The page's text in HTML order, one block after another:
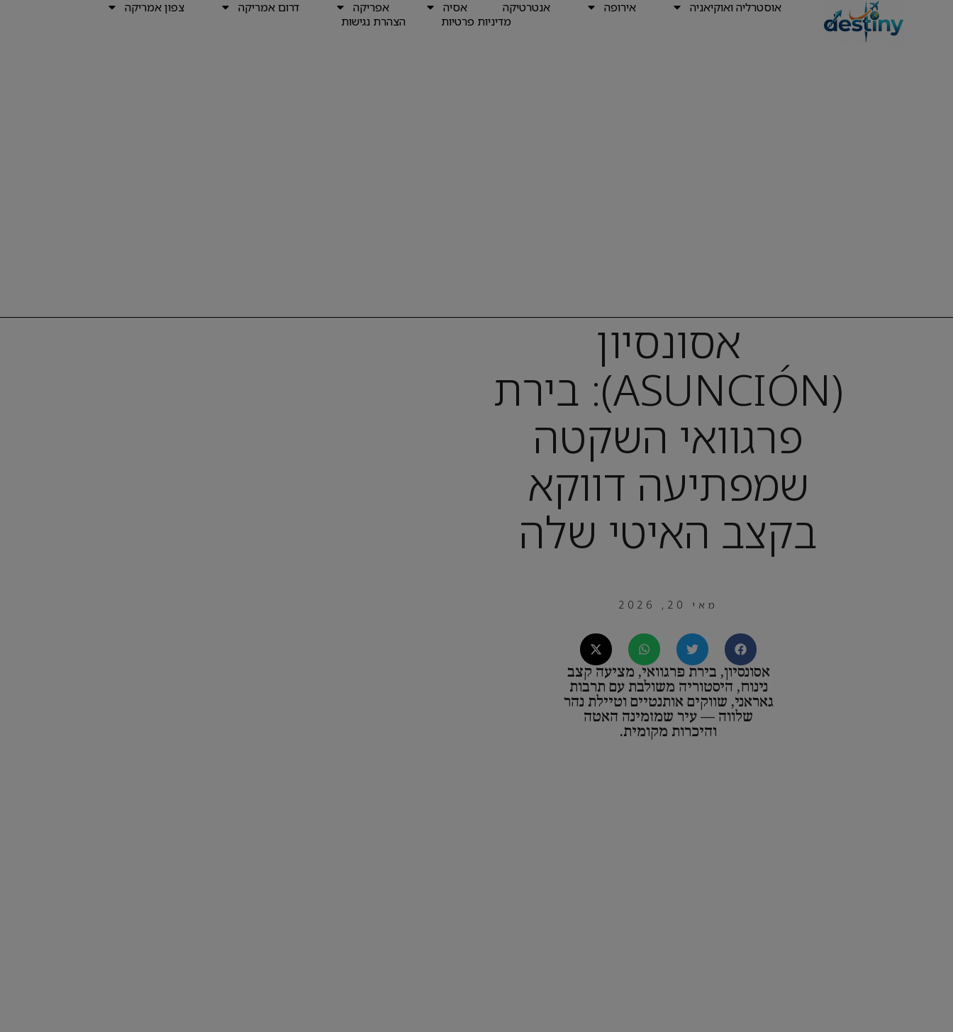
אוסטרליה ואוקיאניה אירופה אנטרטיקה אסיה אפריקה דרום אמריקה
צפון אמריקה
מדיניות פרטיות
הצהרת נגישות
אסונסיון
(ASUNCIÓN): בירת
פרגוואי השקטה
שמפתיעה דווקא
בקצב האיטי שלה
מאי 20, 2026
אסונסיון, בירת פרגוואי, מציעה קצב
נינוח, היסטוריה משולבת עם תרבות
גאראני, שווקים אותנטיים וטיילת נהר
שלווה — עיר שמזמינה האטה
והיכרות מקומית.